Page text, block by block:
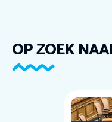
OP ZOEK